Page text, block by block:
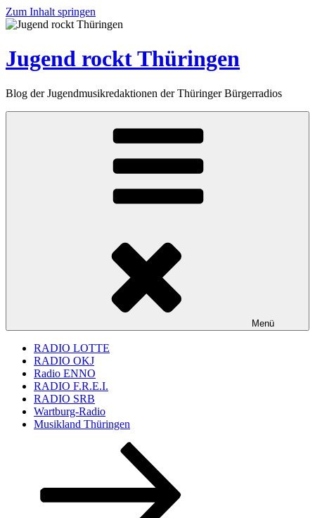
Zum Inhalt springen
Jugend rockt Thüringen
Blog der Jugendmusikredaktionen der Thüringer Bürgerradios
Menü
RADIO LOTTE
RADIO OKJ
Radio ENNO
RADIO F.R.E.I.
RADIO SRB
Wartburg-Radio
Musikland Thüringen